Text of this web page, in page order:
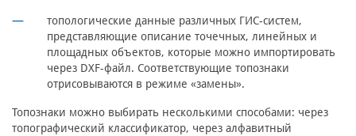
топологические данные различных ГИС-систем,
представляющие описание точечных, линейных и
площадных объектов, которые можно импортировать
через DXF-файл. Соответствующие топознаки
отрисовываются в режиме «замены».
Топознаки можно выбирать несколькими способами: через
топографический классификатор, через алфавитный